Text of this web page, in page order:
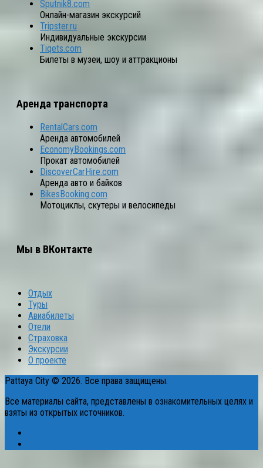
Sputnik8.com
Онлайн-магазин экскурсий
Tripster.ru
Индивидуальные экскурсии
Tiqets.com
Билеты в музеи, шоу и аттракционы
Аренда транспорта
RentalCars.com
Аренда автомобилей
EconomyBookings.com
Прокат автомобилей
DiscoverCarHire.com
Аренда авто и байков
BikesBooking.com
Мотоциклы, скутеры и велосипеды
Мы в ВКонтакте
Отдых
Туры
Авиабилеты
Отели
Страховка
Экскурсии
О проекте
Pattaya City © 2026. Все права защищены.
Все материалы сайта, представлены в ознакомительных целях и
взяты из открытых источников.